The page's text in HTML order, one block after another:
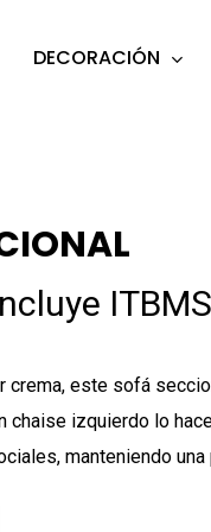
DECORACIÓN
crema, este sofá
chaise izquierdo lo
manteniendo